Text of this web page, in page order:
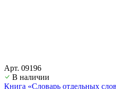
Арт. 09196
В наличии
Книга «Словарь отдельных